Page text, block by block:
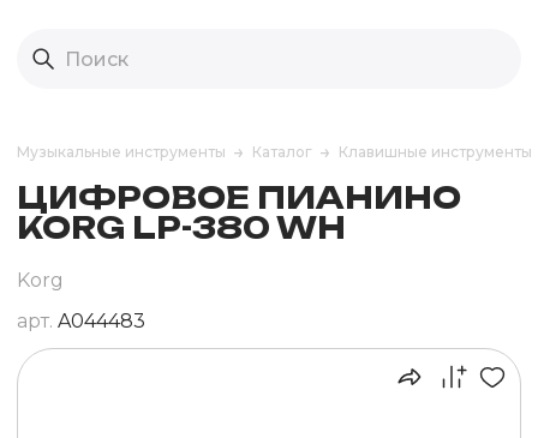
Музыкальные инструменты Каталог Клавишные инструменты
ЦИФРОВОЕ ПИАНИНО
KORG LP-380 WH
Korg
арт. A044483